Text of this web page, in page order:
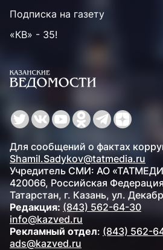
Подписка на газету
«КВ» - 35!
Для сообщений о фактах
Shamil.Sadykov@tatmedia.ru
Учредитель СМИ: АО
420066, Российская
Татарстан, г. Казань, ул.
Редакция: (843) 562-64-30
info@kazved.ru
Рекламный отдел: (843) 562-
ads@kazved.ru